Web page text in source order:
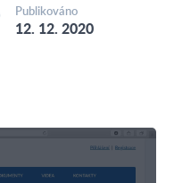
Publikováno
12. 12. 2020